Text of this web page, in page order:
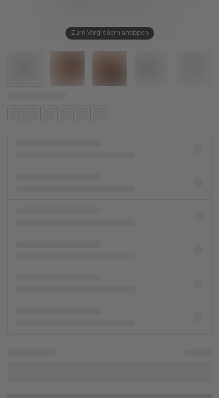
Zum Vergrößern antippen